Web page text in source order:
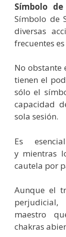
Símbolo
Símbolo de
diversas
frecuentes
No obstante
tienen el
sólo el
capacidad
sola sesión.
Es
y mientras
cautela por
Aunque el
maestro
chakras